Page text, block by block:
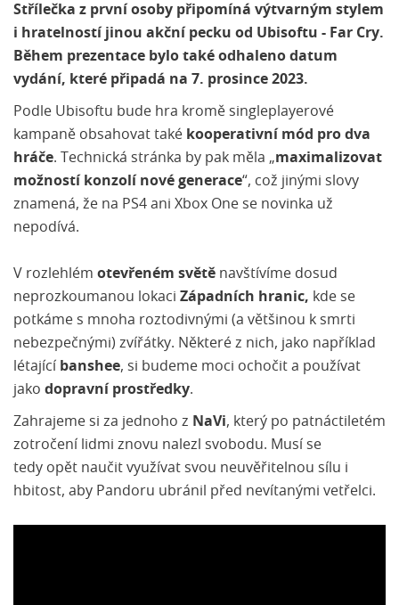
Střílečka z první osoby připomíná výtvarným stylem
i hratelností jinou akční pecku od Ubisoftu - Far Cry.
Během prezentace bylo také odhaleno datum
vydání, které připadá na 7. prosince 2023.
Podle Ubisoftu bude hra kromě singleplayerové
kampaně obsahovat také kooperativní mód pro dva
hráče. Technická stránka by pak měla „maximalizovat
možností konzolí nové generace“, což jinými slovy
znamená, že na PS4 ani Xbox One se novinka už
nepodívá.
V rozlehlém otevřeném světě navštívíme dosud
neprozkoumanou lokaci Západních hranic, kde se
potkáme s mnoha roztodivnými (a většinou k smrti
nebezpečnými) zvířátky. Některé z nich, jako například
létající banshee, si budeme moci ochočit a používat
jako dopravní prostředky.
Zahrajeme si za jednoho z NaVi, který po patnáctiletém
zotročení lidmi znovu nalezl svobodu. Musí se
tedy opět naučit využívat svou neuvěřitelnou sílu i
hbitost, aby Pandoru ubránil před nevítanými vetřelci.